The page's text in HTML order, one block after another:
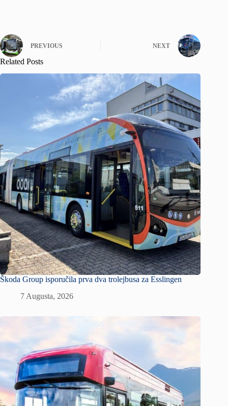
PREVIOUS NEXT
Related Posts
Škoda Group isporučila prva dva trolejbusa za Esslingen
7 Augusta, 2026